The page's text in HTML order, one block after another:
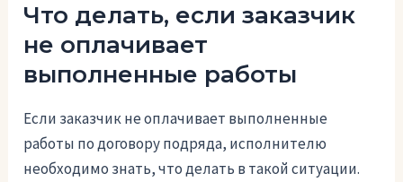
Что делать, если заказчик
не оплачивает
выполненные работы
Если заказчик не оплачивает выполненные
работы по договору подряда, исполнителю
необходимо знать, что делать в такой ситуации.